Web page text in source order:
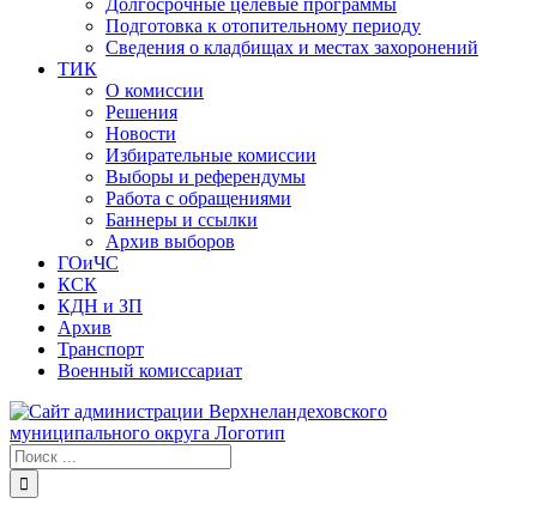
Долгосрочные целевые программы
Подготовка к отопительному периоду
Сведения о кладбищах и местах захоронений
ТИК
О комиссии
Решения
Новости
Избирательные комиссии
Выборы и референдумы
Работа с обращениями
Баннеры и ссылки
Архив выборов
ГОиЧС
КСК
КДН и ЗП
Архив
Транспорт
Военный комиссариат
Результат
поиска: